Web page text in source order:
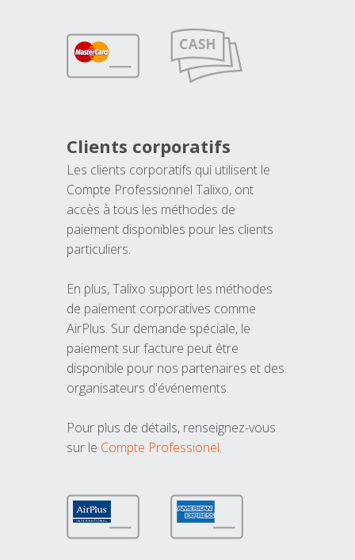
Clients corporatifs
Les clients corporatifs qui utilisent le
Compte Professionnel Talixo, ont
accès à tous les méthodes de
paiement disponibles pour les clients
particuliers.
En plus, Talixo support les méthodes
de paiement corporatives comme
AirPlus. Sur demande spéciale, le
paiement sur facture peut être
disponible pour nos partenaires et des
organisateurs d'événements.
Pour plus de détails, renseignez-vous
sur le Compte Professionel.